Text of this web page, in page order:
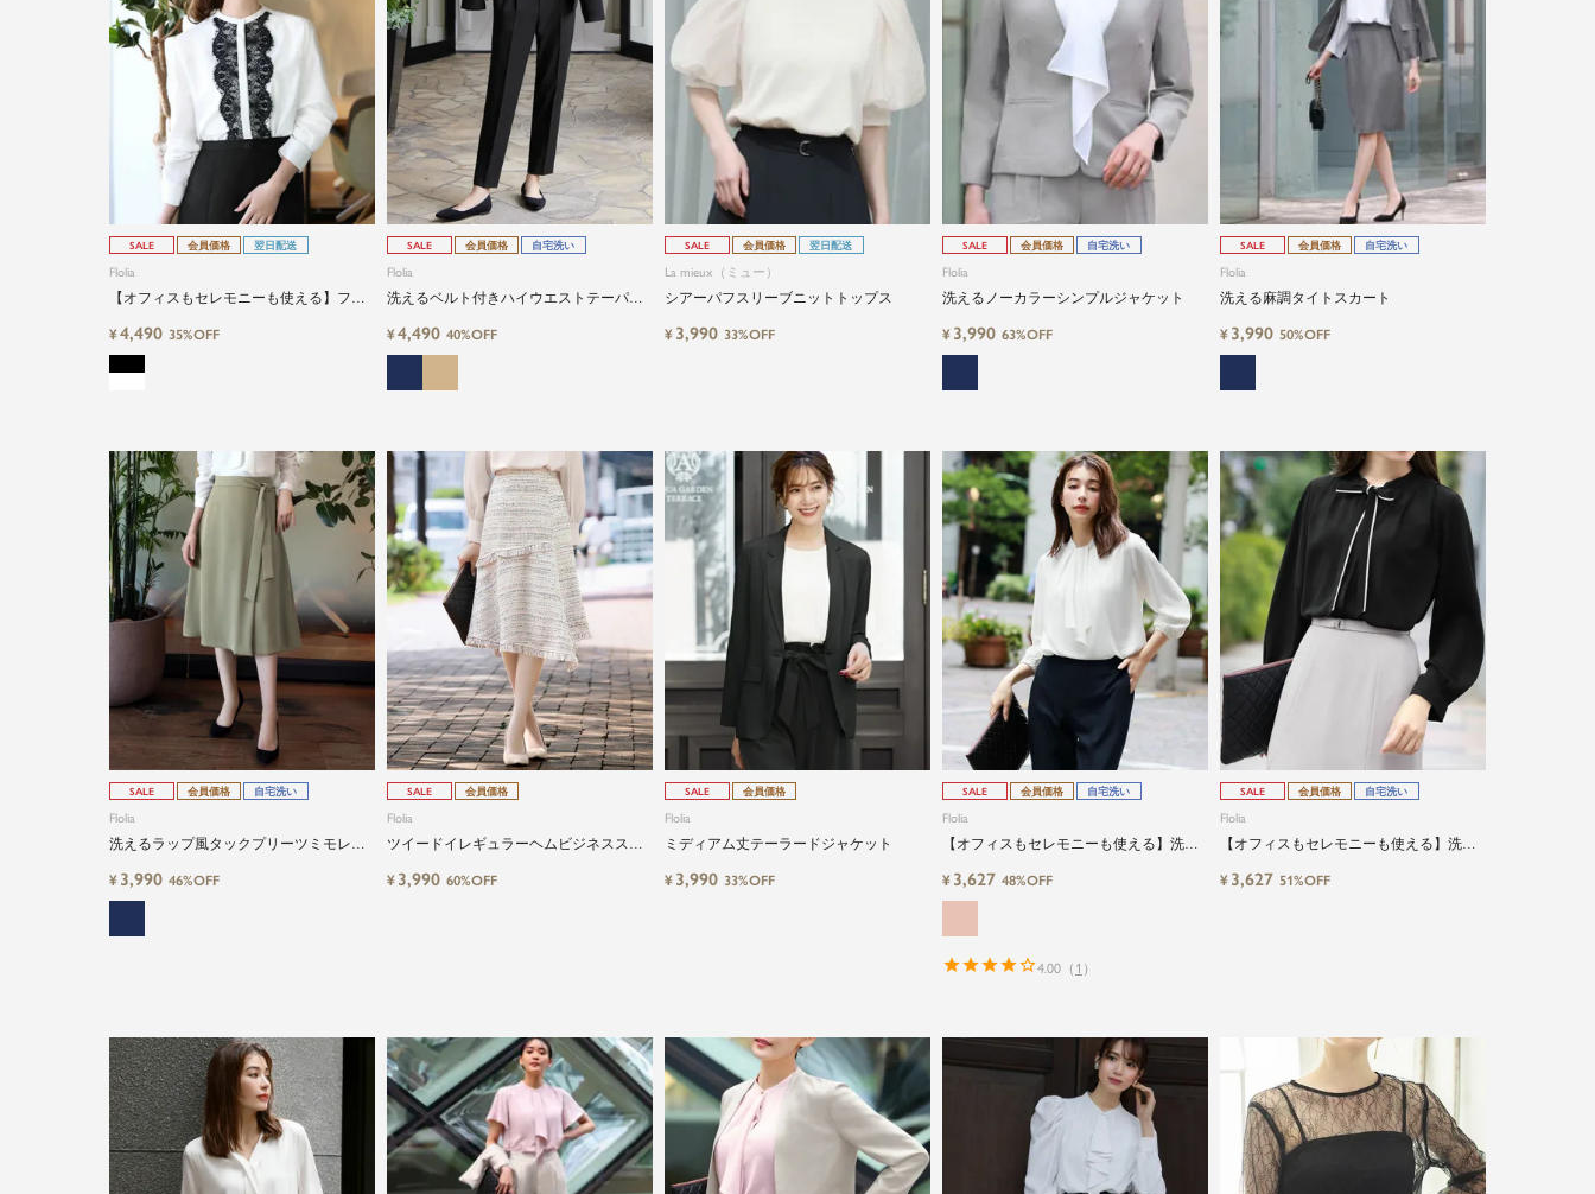
SALE 会員価格 翌日配送
Flolia
【オフィスもセレモニーも使える】フロ
¥4,490 35%OFF
SALE 会員価格 自宅洗い
Flolia
洗えるベルト付きハイウエストテーパー
¥4,490 40%OFF
SALE 会員価格 翌日配送
La mieux（ミュー）
シアーパフスリーブニットトップス
¥ 3,990 33%OFF
SALE 会員価格 自宅洗い
Flolia
洗えるノーカラーシンプルジャケット
¥ 3,990 63%OFF
SALE 会員価格 自宅洗い
Flolia
洗える麻調タイトスカート
¥ 3,990 50%OFF
SALE 会員価格 自宅洗い
Flolia
洗えるラップ風タックプリーツミモレ丈
¥ 3,990 46%OFF
SALE 会員価格
Flolia
ツイードイレギュラーヘムビジネススカ
¥ 3,990 60%OFF
SALE 会員価格
Flolia
ミディアム丈テーラードジャケット
¥ 3,990 33%OFF
SALE 会員価格 自宅洗い
Flolia
【オフィスもセレモニーも使える】洗え
¥ 3,627 48%OFF
4.00 （ 1 ）
SALE 会員価格 自宅洗い
Flolia
【オフィスもセレモニーも使える】洗え
¥ 3,627 51%OFF